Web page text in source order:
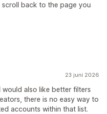
back to the page you
23 juni 2026
would also like better filters
there is no easy way to
accounts within that list.